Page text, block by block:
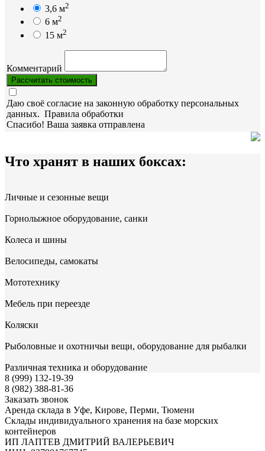
3,6 м2
6 м2
15 м2
Комментарий
Рассчитать стоимость
Даю своё согласие на законную обработку персональных
данных. Правила обработки
Спасибо! Ваша заявка отправлена
Что хранят в наших боксах:
Личные и сезонные вещи
Горнолыжное оборудование, санки
Колеса и шины
Велосипеды, самокаты
Мототехнику
Мебель при переезде
Коляски
Рыболовные и охотничьи вещи, оборудование для рыбалки
Различная техника и оборудование
8 (999) 132-19-39
8 (982) 388-81-36
Заказать звонок
Аренда склада в Уфе, Кирове, Перми, Тюмени
Склады индивидуального хранения на базе морских
контейнеров
ИП ЛАПТЕВ ДМИТРИЙ ВАЛЕРЬЕВИЧ